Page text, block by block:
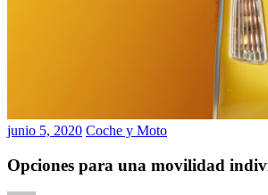
junio 5, 2020 Coche y Moto
Opciones para una movilidad